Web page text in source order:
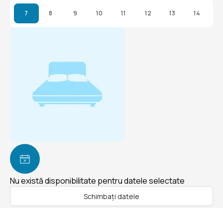
7 8 9 10 11 12 13 14
Nu există disponibilitate pentru datele selectate
Schimbați datele